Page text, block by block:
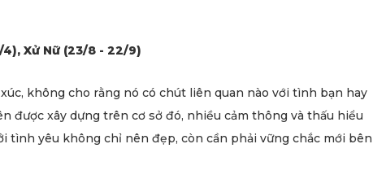
Xử Nữ (23/8 - 22/9)
không cho rằng nó có chút liên quan nào với tình bạn hay
được xây dựng trên cơ sở đó, nhiều cảm thông và thấu hiểu
tình yêu không chỉ nên đẹp, còn cần phải vững chắc mới bên